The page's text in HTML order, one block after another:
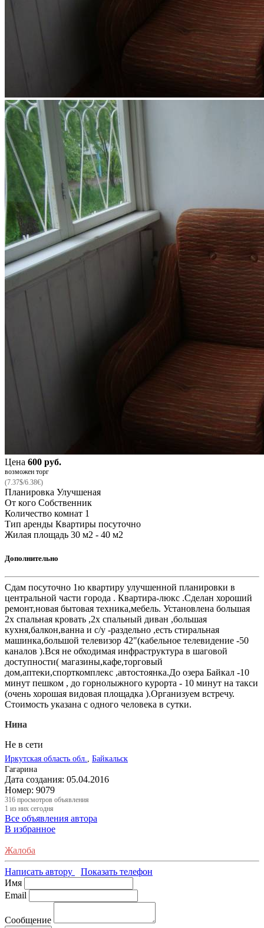
Цена 600 руб.
возможен торг
(7.37$/6.38€)
Планировка Улучшеная
От кого Собственник
Количество комнат 1
Тип аренды Квартиры посуточно
Жилая площадь 30 м2 - 40 м2
Дополнительно
Сдам посуточно 1ю квартиру улучшенной планировки в
центральной части города . Квартира-люкс .Сделан хороший
ремонт,новая бытовая техника,мебель. Установлена большая
2х спальная кровать ,2х спальный диван ,большая
кухня,балкон,ванна и с/у -раздельно ,есть стиральная
машинка,большой телевизор 42"(кабельное телевидение -50
каналов ).Вся не обходимая инфраструктура в шаговой
доступности( магазины,кафе,торговый
дом,аптеки,спорткомплекс ,автостоянка.До озера Байкал -10
минут пешком , до горнолыжного курорта - 10 минут на такси
(очень хорошая видовая площадка ).Организуем встречу.
Стоимость указана с одного человека в сутки.
Нина
Не в сети
Иркутская область обл.
Байкальск
Гагарина
Дата создания: 05.04.2016
Номер: 9079
316 просмотров объявления
1 из них сегодня
Все объявления автора
В избранное
Жалоба
Написать автору
Показать телефон
Имя
Email
Сообщение